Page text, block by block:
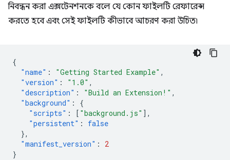
নিবন্ধন করা এক্সটেনশনকে বলে যে কোন ফাইলটি রেফারেন্স
করতে হবে এবং সেই ফাইলটি কীভাবে আচরণ করা উচিত৷
{
"name" : "Getting Started Example" ,
"version" : "1.0" ,
"description" : "Build an Extension!" ,
"background" :
{
"scripts" : [ "background.js" ],
"persistent" :
false
},
"manifest_version" :
2
}